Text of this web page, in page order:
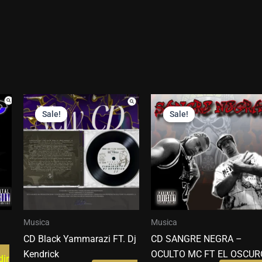
Sale!
Sale!
Musica
CD Black Yammarazi FT. Dj
Kendrick
Original
price
was:
$ 60.000.
Current
price
is:
$ 50.000.
Sale!
Sale!
Musica
CD SANGRE NEGRA –
OCULTO MC FT EL
Original
price
was:
$ 55.000.
Current
price
is:
$ 45.000.